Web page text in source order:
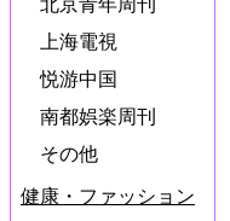
上海電視
悦游中国
南都娯楽周刊
その他
健康・ファッション